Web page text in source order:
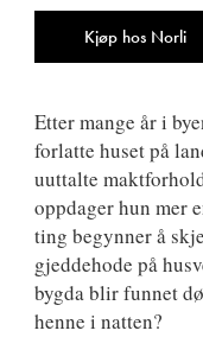
Kjøp hos Norli
Etter mange år i
forlatte huset på
uuttalte
oppdager hun mer
ting begynner å
gjeddehode på
bygda blir funnet
henne i natten?